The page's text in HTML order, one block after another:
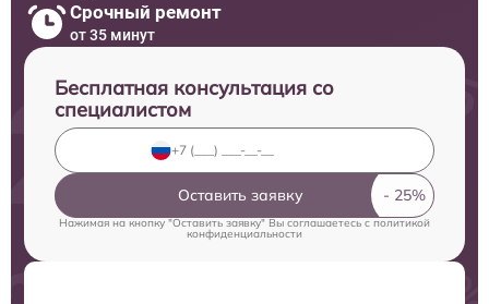
Срочный ремонт
от 35 минут
Бесплатная консультация со
специалистом
Оставить заявку
Нажимая на кнопку "Оставить заявку" Вы соглашаетесь cполитикой
конфиденциальности